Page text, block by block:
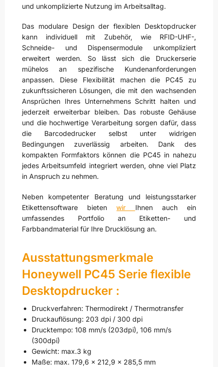
und unkomplizierte Nutzung im Arbeitsalltag.
Das modulare Design der flexiblen Desktopdrucker
kann individuell mit Zubehör, wie RFID-UHF-,
Schneide- und Dispensermodule unkompliziert
erweitert werden. So lässt sich die Druckerserie
mühelos an spezifische Kundenanforderungen
anpassen. Diese Flexibilität machen die PC45 zu
zukunftssicheren Lösungen, die mit den wachsenden
Ansprüchen Ihres Unternehmens Schritt halten und
jederzeit erweiterbar bleiben. Das robuste Gehäuse
und die hochwertige Verarbeitung sorgen dafür, dass
die Barcodedrucker selbst unter widrigen
Bedingungen zuverlässig arbeiten. Dank des
kompakten Formfaktors können die PC45 in nahezu
jedes Arbeitsumfeld integriert werden, ohne viel Platz
in Anspruch zu nehmen.
Neben kompetenter Beratung und leistungsstarker
Etikettensoftware bietenwir Ihnen auch ein
umfassendes Portfolio an Etiketten- und
Farbbandmaterial für Ihre Drucklösung an.
Ausstattungsmerkmale
Honeywell PC45 Serie flexible
Desktopdrucker :
Druckverfahren: Thermodirekt / Thermotransfer
Druckauflösung: 203 dpi / 300 dpi
Drucktempo: 108 mm/s (203dpi), 106 mm/s
(300dpi)
Gewicht: max.3 kg
Maße: max. 179,6 x 212,9 x 285,5 mm